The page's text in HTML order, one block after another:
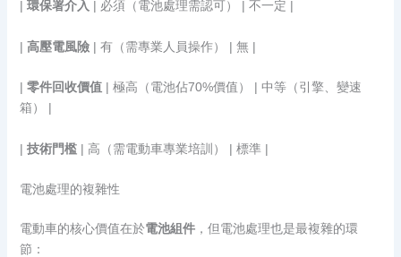
| 環保署介入 | 必須（電池處理需認可） | 不一定 |
| 高壓電風險| 有（需專業人員操作） | 無 |
| 零件回收價值| 極高（電池佔70%價值） | 中等（引擎、變速
箱） |
| 技術門檻| 高（需電動車專業培訓） | 標準 |
電池處理的複雜性
電動車的核心價值在於電池組件，但電池處理也是最複雜的環
節：